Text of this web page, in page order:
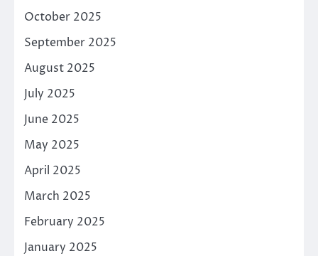
October 2025
September 2025
August 2025
July 2025
June 2025
May 2025
April 2025
March 2025
February 2025
January 2025